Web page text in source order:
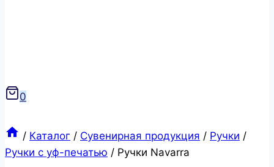
0
/ Каталог / Сувенирная продукция / Ручки /
Ручки с уф-печатью / Ручки Navarra